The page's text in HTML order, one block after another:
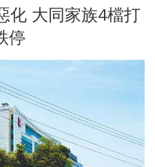
化 大同家族4檔打
停